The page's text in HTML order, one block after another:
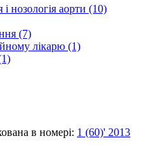
і нозологія аорти (10)
(7)
лікарю (1)
в номері: 1 (60)' 2013